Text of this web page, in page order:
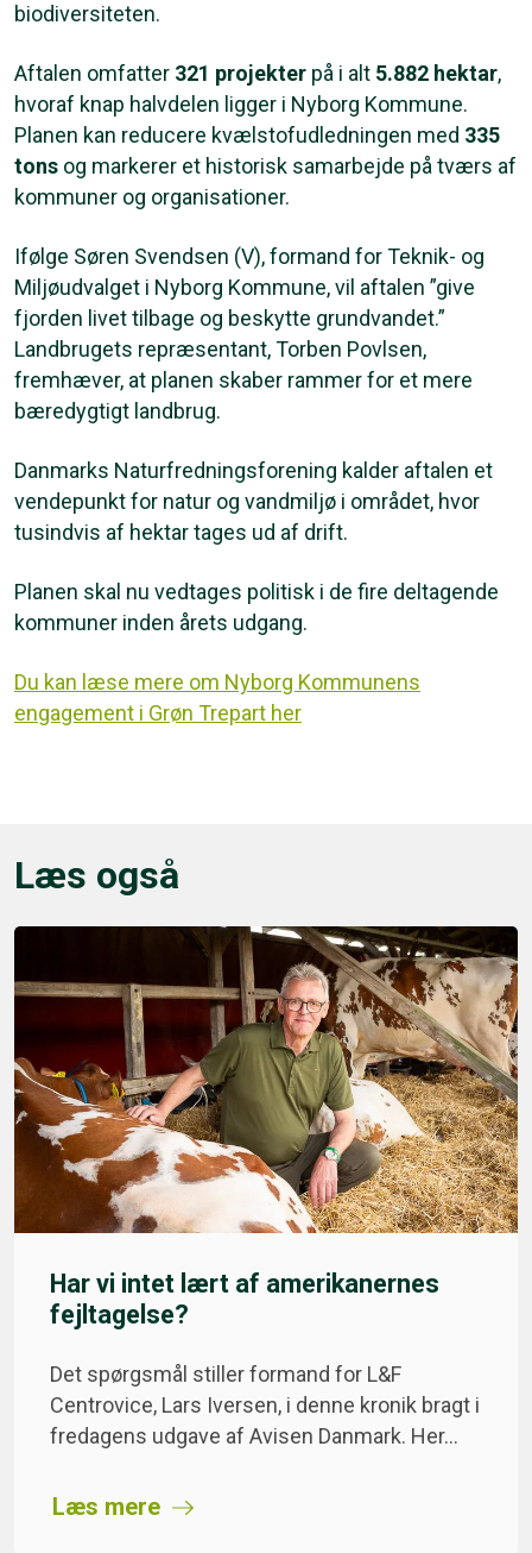
biodiversiteten.
Aftalen omfatter 321 projekter på i alt 5.882 hektar,
hvoraf knap halvdelen ligger i Nyborg Kommune.
Planen kan reducere kvælstofudledningen med 335
tons og markerer et historisk samarbejde på tværs af
kommuner og organisationer.
Ifølge Søren Svendsen (V), formand for Teknik- og
Miljøudvalget i Nyborg Kommune, vil aftalen ”give
fjorden livet tilbage og beskytte grundvandet.”
Landbrugets repræsentant, Torben Povlsen,
fremhæver, at planen skaber rammer for et mere
bæredygtigt landbrug.
Danmarks Naturfredningsforening kalder aftalen et
vendepunkt for natur og vandmiljø i området, hvor
tusindvis af hektar tages ud af drift.
Planen skal nu vedtages politisk i de fire deltagende
kommuner inden årets udgang.
Du kan læse mere om Nyborg Kommunens
engagement i Grøn Trepart her
Læs også
Har vi intet lært af amerikanernes
fejltagelse?
Det spørgsmål stiller formand for L&F
Centrovice, Lars Iversen, i denne kronik bragt i
fredagens udgave af Avisen Danmark. Her…
Læs mere